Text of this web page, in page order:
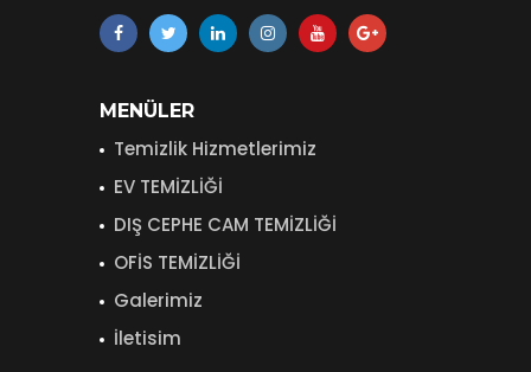
MENÜLER
Temizlik Hizmetlerimiz
EV TEMİZLİĞİ
DIŞ CEPHE CAM TEMİZLİĞİ
OFİS TEMİZLİĞİ
Galerimiz
İletisim